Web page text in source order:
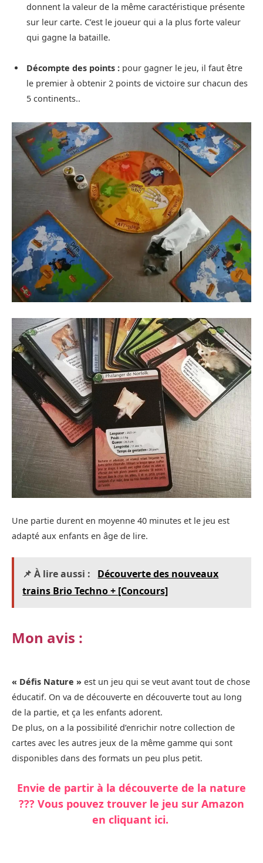
donnent la valeur de la même caractéristique présente
sur leur carte. C’est le joueur qui a la plus forte valeur
qui gagne la bataille.
Décompte des points : pour gagner le jeu, il faut être
le premier à obtenir 2 points de victoire sur chacun des
5 continents..
Une partie durent en moyenne 40 minutes et le jeu est
adapté aux enfants en âge de lire.
📌 À lire aussi :
Découverte des nouveaux
trains Brio Techno + [Concours]
Mon avis :
« Défis Nature » est un jeu qui se veut avant tout de chose
éducatif. On va de découverte en découverte tout au long
de la partie, et ça les enfants adorent.
De plus, on a la possibilité d’enrichir notre collection de
cartes avec les autres jeux de la même gamme qui sont
disponibles dans des formats un peu plus petit.
Envie de partir à la découverte de la nature
??? Vous pouvez trouver le jeu sur Amazon
en cliquant ici.